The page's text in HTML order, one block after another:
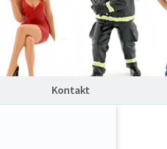
Kontakt